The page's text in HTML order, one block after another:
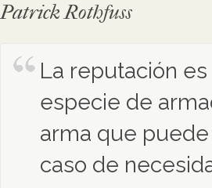
Patrick Rothfuss
La reputación
especie de
arma que
caso de